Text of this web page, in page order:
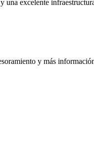
una excelente
y más